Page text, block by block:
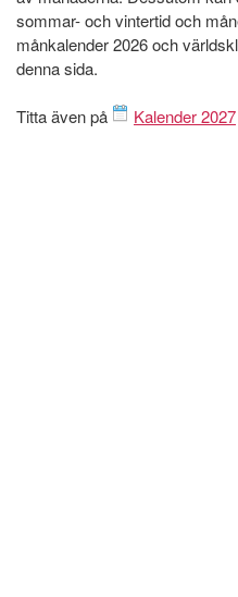
sommar- och vintertid och
månkalender 2026 och
denna sida.
Titta även på Kalender 2027